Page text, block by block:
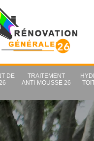
DE
TRAITEMENT
ANTI-MOUSSE 26